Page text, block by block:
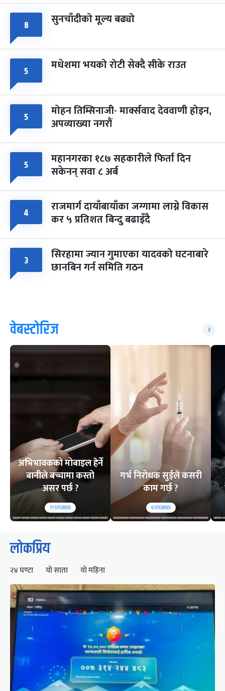
८ सुनचाँदीको मूल्य बढ्यो
५ मधेशमा भयको रोटी सेक्दै सीके राउत
५ मोहन तिम्सिनाजी- मार्क्सवाद देववाणी होइन,
अपव्याख्या नगरौं
५ महानगरका १८७ सहकारीले फिर्ता दिन
सकेनन् सवा ८ अर्ब
४ राजमार्ग दायाँबायाँका जग्गामा लाग्ने विकास
कर ५ प्रतिशत बिन्दु बढाइँदै
३ सिरहामा ज्यान गुमाएका यादवको घटनाबारे
छानबिन गर्न समिति गठन
वेबस्टोरिज
अभिभावकको मोबाइल हेर्ने
बानीले बच्चामा कस्तो
असर पर्छ ?
11STORIES
गर्भ निरोधक सुईले कसरी
काम गर्छ ?
6STORIES
लोकप्रिय
२४ घण्टा यो साता यो महिना